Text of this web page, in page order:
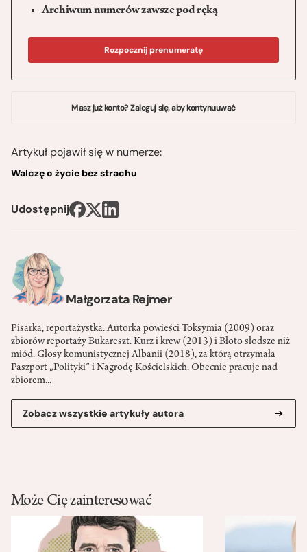
Małgorzata Rejmer
Pisarka, reportażystka. Autorka powieści Toksymia (2009) oraz
zbiorów reportaży Bukareszt. Kurz i krew (2013) i Błoto słodsze niż
miód. Głosy komunistycznej Albanii (2018), za którą otrzymała
Paszport „Polityki” i Nagrodę Kościelskich. Obecnie pracuje nad
zbiorem...
Zobacz wszystkie artykuły autora
Archiwum numerów zawsze pod ręką
Rozpocznij prenumeratę
Masz już konto? Zaloguj się, aby kontynuuwać
Artykuł pojawił się w numerze:
Walczę o życie bez strachu
Udostępnij
Może Cię zainteresować